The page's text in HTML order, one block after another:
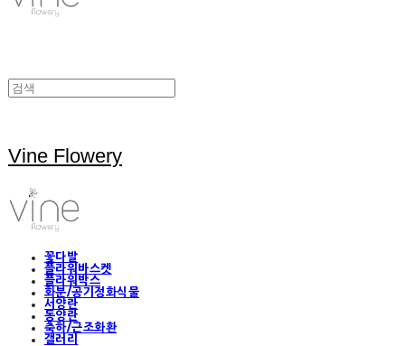
Vine Flowery
꽃다발
플라워바스켓
플라워박스
화분/공기정화식물
서양란
동양란
축하/근조화환
갤러리